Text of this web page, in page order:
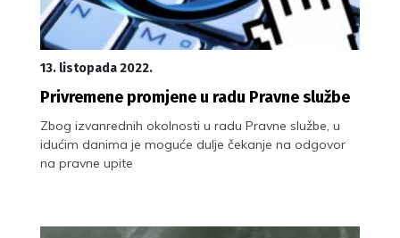
13. listopada 2022.
Privremene promjene u radu Pravne službe
Zbog izvanrednih okolnosti u radu Pravne službe, u
idućim danima je moguće dulje čekanje na odgovor
na pravne upite